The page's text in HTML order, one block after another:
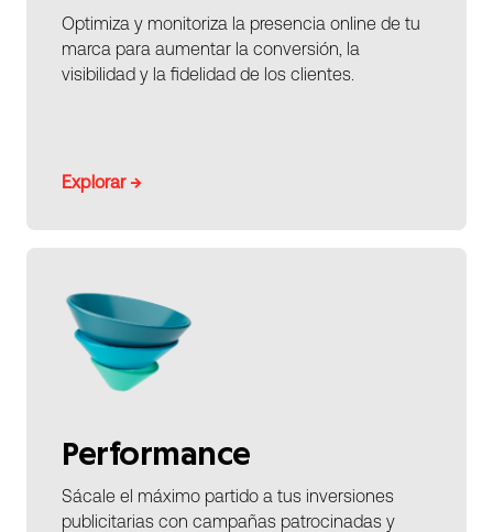
Optimiza y monitoriza la presencia online de tu
marca para aumentar la conversión, la
visibilidad y la fidelidad de los clientes.
Explorar →
Performance
Sácale el máximo partido a tus inversiones
publicitarias con campañas patrocinadas y